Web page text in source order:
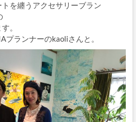
を纏うアクセサリーブラン
。
プランナーのkaoliさんと。